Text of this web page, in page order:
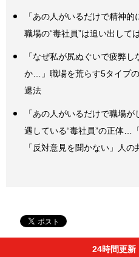
「あの人がいるだけで精神
職場の“毒社員”は追い出して
「なぜ私が尻ぬぐいで疲弊
か…」職場を荒らす5タイプ
退法
「あの人がいるだけで職場
遇している“毒社員”の正体…
「反対意見を聞かない」人
24時間更新